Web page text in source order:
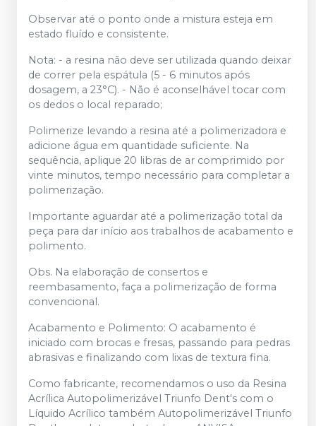
Observar até o ponto onde a mistura esteja em
estado fluído e consistente.
Nota: - a resina não deve ser utilizada quando deixar
de correr pela espátula (5 - 6 minutos após
dosagem, a 23°C). - Não é aconselhável tocar com
os dedos o local reparado;
Polimerize levando a resina até a polimerizadora e
adicione água em quantidade suficiente. Na
sequência, aplique 20 libras de ar comprimido por
vinte minutos, tempo necessário para completar a
polimerização.
Importante aguardar até a polimerização total da
peça para dar início aos trabalhos de acabamento e
polimento.
Obs. Na elaboração de consertos e
reembasamento, faça a polimerização de forma
convencional.
Acabamento e Polimento: O acabamento é
iniciado com brocas e fresas, passando para pedras
abrasivas e finalizando com lixas de textura fina.
Como fabricante, recomendamos o uso da Resina
Acrílica Autopolimerizável Triunfo Dent's com o
Líquido Acrílico também Autopolimerizável Triunfo